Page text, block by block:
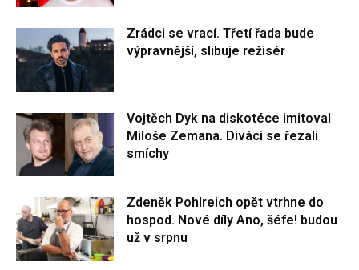
Zrádci se vrací. Třetí řada bude
výpravnější, slibuje režisér
Vojtěch Dyk na diskotéce imitoval
Miloše Zemana. Diváci se řezali
smíchy
Zdeněk Pohlreich opět vtrhne do
hospod. Nové díly Ano, šéfe! budou
už v srpnu